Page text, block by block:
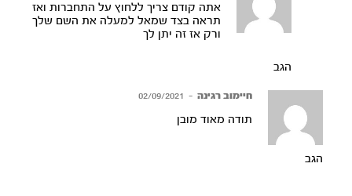
אתה קודם צריך ללחוץ על התחברות ואז
תראה בצד שמאל למעלה את השם שלך
ורק אז זה יתן לך
הגב
חיימוב רגינה –
02/09/2021
תודה מאוד מובן
הגב